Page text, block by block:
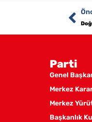
Parti
Genel
Merkez
Merkez
Başkanlık